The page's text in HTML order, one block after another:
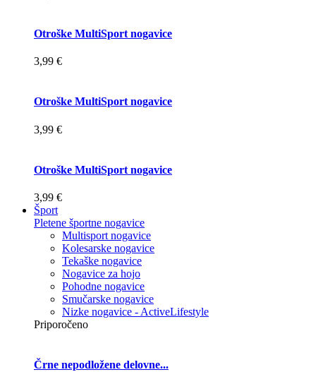
Otroške MultiSport nogavice
3,99 €
Otroške MultiSport nogavice
3,99 €
Otroške MultiSport nogavice
3,99 €
Šport
Pletene športne nogavice
Multisport nogavice
Kolesarske nogavice
Tekaške nogavice
Nogavice za hojo
Pohodne nogavice
Smučarske nogavice
Nizke nogavice - ActiveLifestyle
Priporočeno
Črne nepodložene delovne...